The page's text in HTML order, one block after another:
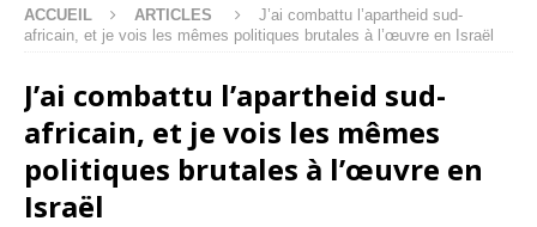
ACCUEIL ARTICLES
J’ai combattu l’apartheid sud-
africain, et je vois les mêmes politiques brutales à l’œuvre en Israël
J’ai combattu l’apartheid sud-
africain, et je vois les mêmes
politiques brutales à l’œuvre en
Israël